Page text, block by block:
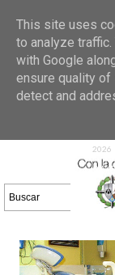
30/
DE
2026
16/
2026
26/
This site uses
to analyze
with Google
ensure quality
detect and